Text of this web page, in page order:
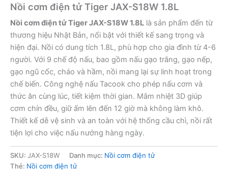
Nồi cơm điện tử Tiger JAX-S18W 1.8L
Nồi cơm điện tử Tiger JAX-S18W 1.8L là sản phẩm đến từ
thương hiệu Nhật Bản, nổi bật với thiết kế sang trọng và
hiện đại. Nồi có dung tích 1.8L, phù hợp cho gia đình từ 4-6
người. Với 9 chế độ nấu, bao gồm nấu gạo trắng, gạo nếp,
gạo ngũ cốc, cháo và hầm, nồi mang lại sự linh hoạt trong
chế biến. Công nghệ nấu Tacook cho phép nấu cơm và
thức ăn cùng lúc, tiết kiệm thời gian. Mâm nhiệt 3D giúp
cơm chín đều, giữ ấm lên đến 12 giờ mà không làm khô.
Thiết kế dễ vệ sinh và an toàn với hệ thống cầu chì, nồi rất
tiện lợi cho việc nấu nướng hàng ngày.
SKU: JAX-S18W Danh mục: Nồi cơm điện tử
Thẻ: Nồi cơm điện tử